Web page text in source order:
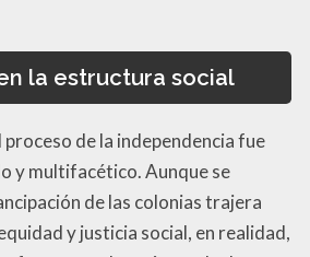
la estructura social
proceso de la independencia fue
y multifacético. Aunque se
de las colonias trajera
y justicia social, en realidad,